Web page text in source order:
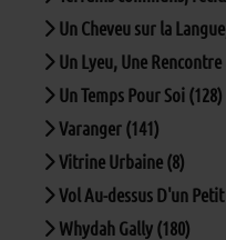
Un Cheveu sur la Langue,
Un Lyeu, Une Rencontre
Un Temps Pour Soi (128)
Varanger (141)
Vitrine Urbaine (8)
Vol Au-dessus D'un
Whydah Gally (180)